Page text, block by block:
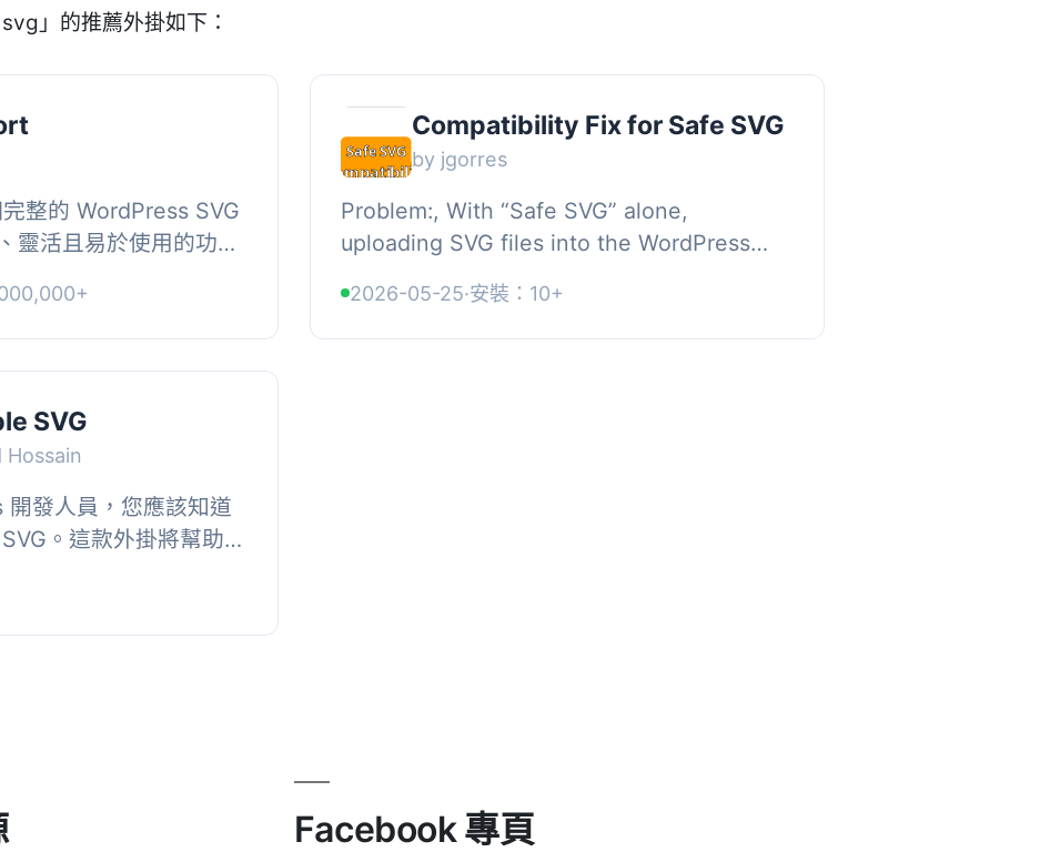
」的推薦外掛如下：
整的 WordPress SVG
靈活且易於使用的功
能】, • ...
Compatibility Fix for Safe SVG
by jgorres
Problem:, With “Safe SVG” alone,
uploading SVG files into the WordPress
try to replace an existing file wi...
2026-05-25·安裝：10+
SVG
Hossain
發人員，您應該知道
。這款外掛將幫助您
圖像,...
Facebook 專頁